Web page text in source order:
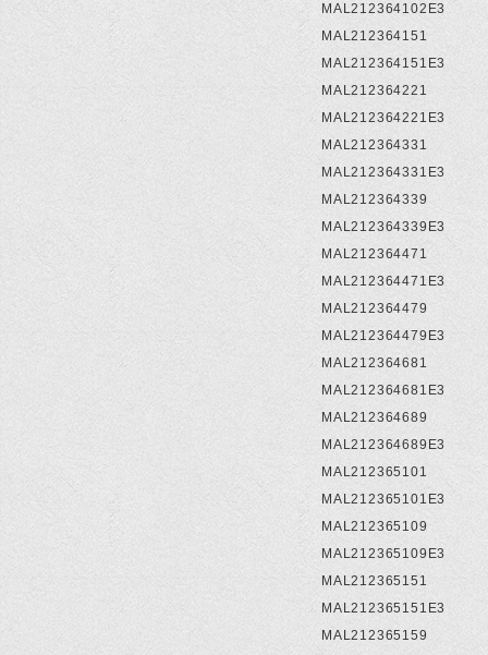
MAL212364102E3
MAL212364151
MAL212364151E3
MAL212364221
MAL212364221E3
MAL212364331
MAL212364331E3
MAL212364339
MAL212364339E3
MAL212364471
MAL212364471E3
MAL212364479
MAL212364479E3
MAL212364681
MAL212364681E3
MAL212364689
MAL212364689E3
MAL212365101
MAL212365101E3
MAL212365109
MAL212365109E3
MAL212365151
MAL212365151E3
MAL212365159